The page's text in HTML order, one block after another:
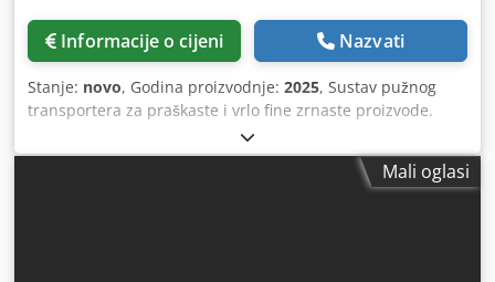
Informacije o cijeni Nazvati
Stanje: novo, Godina proizvodnje: 2025, Sustav pužnog
transportera za praškaste i vrlo fine zrnaste proizvode.
Kućište od nehrđajućeg čelika s cijevi od nehrđajućeg
čelika. Motor i pužni transporter montirani na dnu stroja.
Spremnik za hranjenje s volumenom od 200 litara iMali oglasi